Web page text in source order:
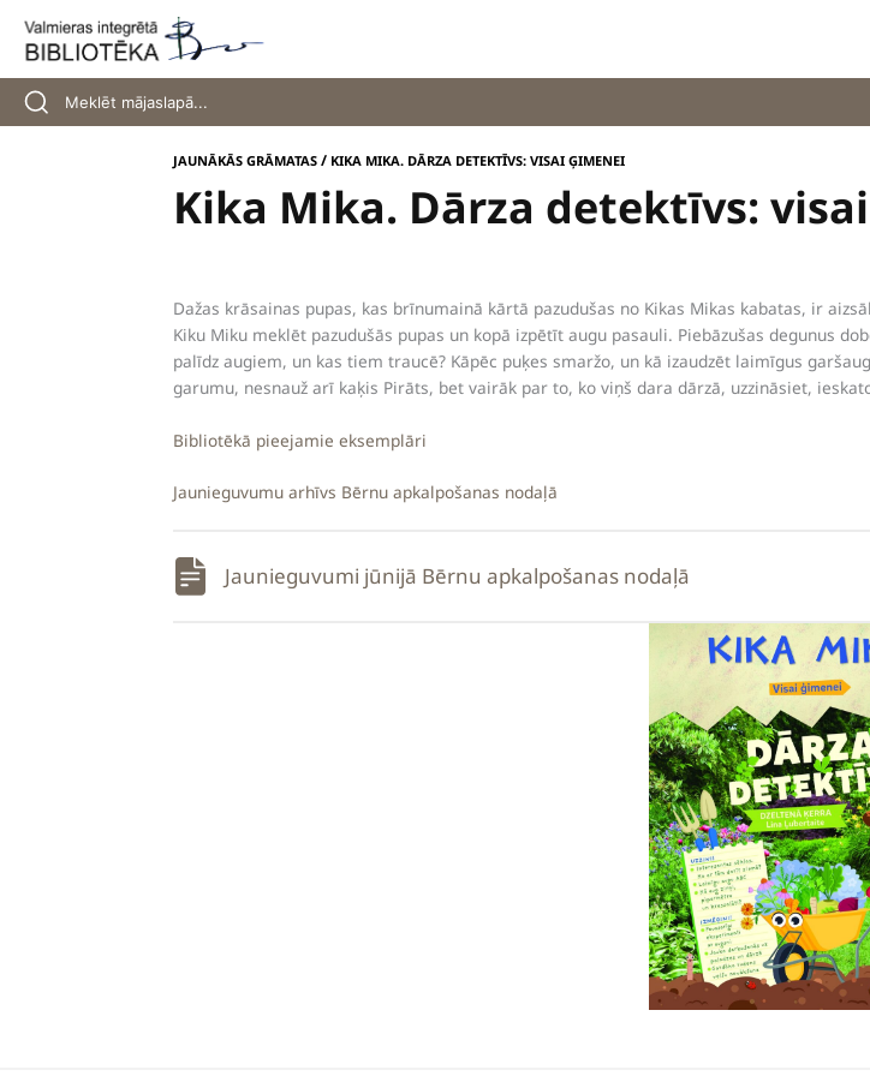
content
JAUNĀKĀS GRĀMATAS / KIKA MIKA. DĀRZA DETEKTĪVS: VISAI ĢIMENEI
Kika Mika. Dārza detektīvs:
Dažas krāsainas pupas, kas brīnumainā kārtā pazudušas no Kikas Mikas kabatas, ir
Kiku Miku meklēt pazudušās pupas un kopā izpētīt augu pasauli. Piebāzušas degunus
palīdz augiem, un kas tiem traucē? Kāpēc puķes smaržo, un kā izaudzēt laimīgus
garumu, nesnauž arī kaķis Pirāts, bet vairāk par to, ko viņš dara dārzā, uzzināsiet,
Bibliotēkā pieejamie eksemplāri
Jaunieguvumu arhīvs Bērnu apkalpošanas nodaļā
Jaunieguvumi jūnijā Bērnu apkalpošanas nodaļā